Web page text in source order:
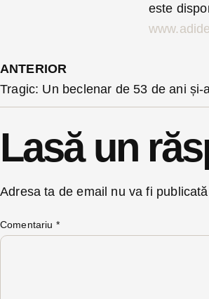
este
ANTERIOR
Lasă un
Adresa ta de email nu va fi
Comentariu *